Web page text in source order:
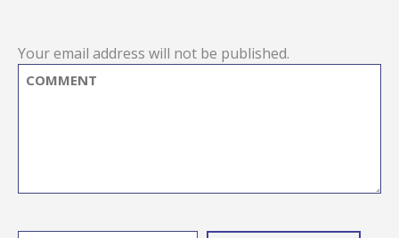
Your email address will not be published.